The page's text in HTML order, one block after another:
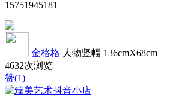
15751945181
金格格 人物竖幅 136cmX68cm
4632次浏览
赞(1)